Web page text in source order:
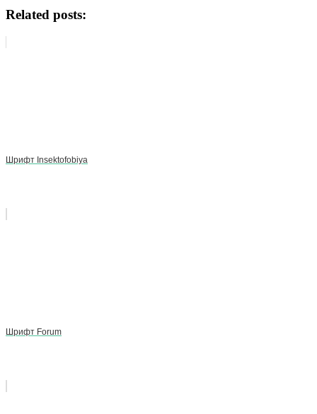
Related posts:
Шрифт Insektofobiya
Шрифт Forum